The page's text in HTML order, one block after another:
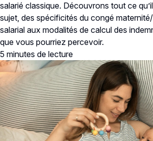
salarié classique. Découvrons tout ce
sujet, des spécificités du congé
salarial aux modalités de calcul des
que vous pourriez percevoir.
5 minutes de lecture